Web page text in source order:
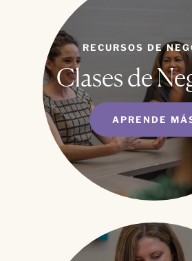
RECURSOS DE
Clases de
APRENDE